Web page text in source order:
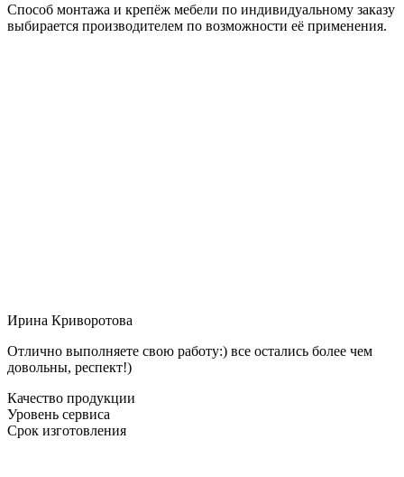
Способ монтажа и крепёж мебели по индивидуальному заказу
выбирается производителем по возможности её применения.
Ирина Криворотова
Отлично выполняете свою работу:) все остались более чем
довольны, респект!)
Качество продукции
Уровень сервиса
Срок изготовления